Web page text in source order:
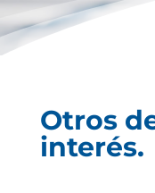
Otros
interés.